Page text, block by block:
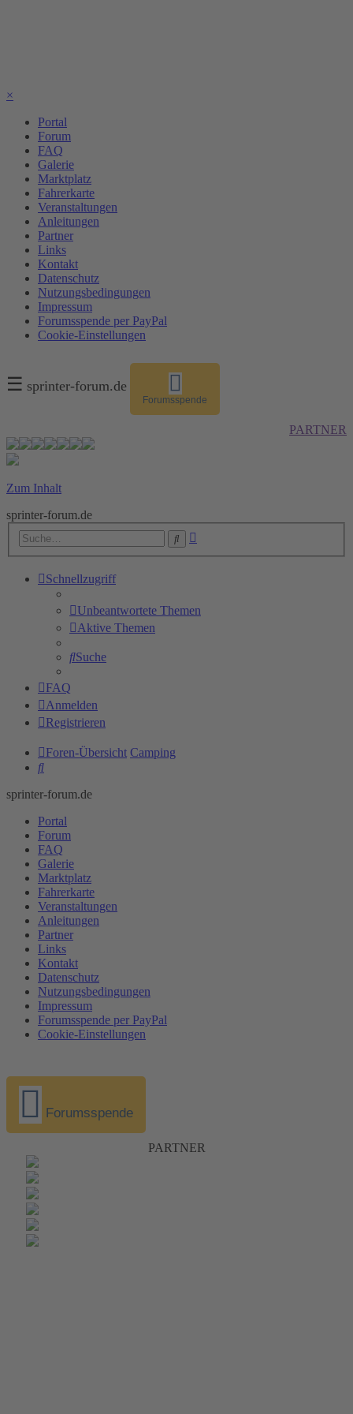
×
Portal
Forum
FAQ
Galerie
Marktplatz
Fahrerkarte
Veranstaltungen
Anleitungen
Partner
Links
Kontakt
Datenschutz
Nutzungsbedingungen
Impressum
Forumsspende per PayPal
Cookie-Einstellungen
☰ sprinter-forum.de
Forumsspende
PARTNER
Zum Inhalt
sprinter-forum.de
Suche
Schnellzugriff
Unbeantwortete Themen
Aktive Themen
Suche
FAQ
Anmelden
Registrieren
Foren-Übersicht Camping
Suche
sprinter-forum.de
Portal
Forum
FAQ
Galerie
Marktplatz
Fahrerkarte
Veranstaltungen
Anleitungen
Partner
Links
Kontakt
Datenschutz
Nutzungsbedingungen
Impressum
Forumsspende per PayPal
Cookie-Einstellungen
Forumsspende
PARTNER